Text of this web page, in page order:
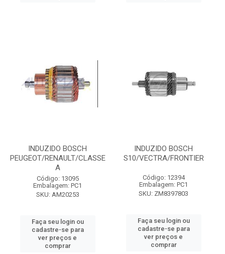
INDUZIDO BOSCH
PEUGEOT/RENAULT/CLASSE
A
Código: 13095
Embalagem: PC1
SKU: AM20253
Faça seu login ou
cadastre-se para
ver preços e
comprar
INDUZIDO BOSCH
S10/VECTRA/FRONTIER
Código: 12394
Embalagem: PC1
SKU: ZM8397803
Faça seu login ou
cadastre-se para
ver preços e
comprar